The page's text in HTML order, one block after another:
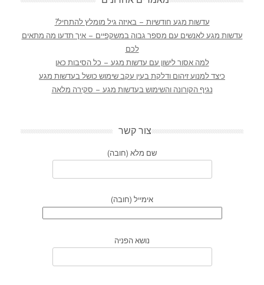
עדשות מגע חודשיות – באיזה גיל מומלץ להתחיל?
עדשות מגע לאנשים עם מספר גבוה במשקפיים – איך תדעו מה מתאים
לכם
למה אסור לישון עם עדשות מגע – כל הסיבות כאן
כיצד למנוע זיהום ודלקת בעין עקב שימוש כושל בעדשות מגע
נגיף הקורונה והשימוש בעדשות מגע – סקירה מלאה
צור קשר
שם מלא (חובה)
אימייל (חובה)
נושא הפניה